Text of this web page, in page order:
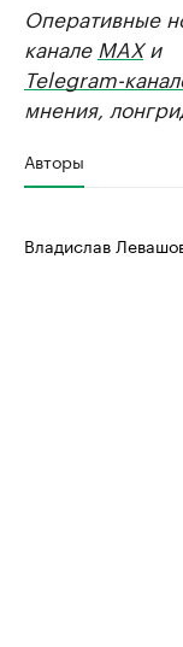
Оперативные
канале MAXи
Telegram-
мнения,
Авторы
Владислав